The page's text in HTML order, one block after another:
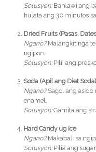
Solusyon:Banlawi ang
hulata ang 30 minutos
Dried Fruits (Pasas,
Ngano?Malangkit nga
ngipon.
Solusyon:Pilii ang
Soda (Apil ang Diet Soda)
Ngano?Sagol ang asido
enamel.
Solusyon:Gamita ang
Hard Candy ug Ice
Ngano?Makabali sa
Solusyon:Pilia ang